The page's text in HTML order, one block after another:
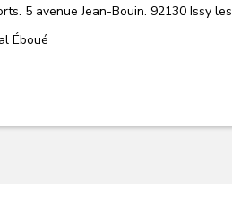
5 avenue Jean-Bouin. 92130 Issy les
Éboué